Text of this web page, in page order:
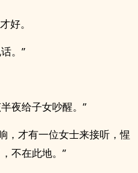
好。
。”
夜给子女吵醒。”
，才有一位女士来接听，惺
不在此地。”